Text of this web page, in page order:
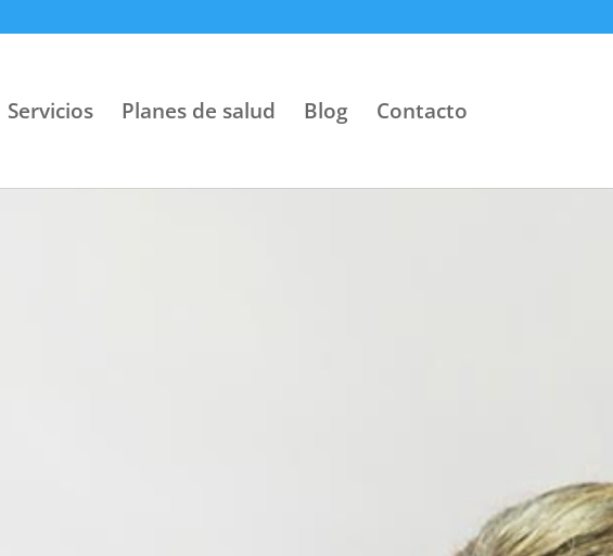
Servicios Planes de salud Blog Contacto